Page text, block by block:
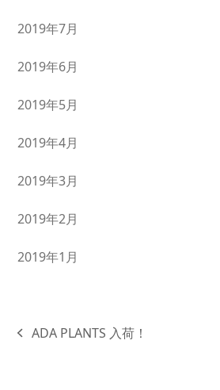
2019年7月
2019年6月
2019年5月
2019年4月
2019年3月
2019年2月
2019年1月
previous
ADA PLANTS 入荷！